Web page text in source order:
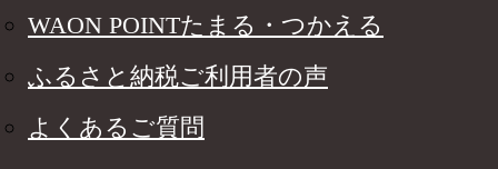
WAON POINTたまる・つかえる
ふるさと納税ご利用者の声
よくあるご質問